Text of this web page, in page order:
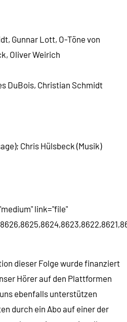
superlästig
Arbeiten in der Studentenbude
Power Play
Spiel
Gunnar Lott, O-Töne von
Oliver Weirich
DuBois, Christian Schmidt
Chris Hülsbeck (Musik)
link="file"
dieser Folge wurde finanziert
Hörer auf den Plattformen
ebenfalls unterstützen
durch ein Abo auf einer der